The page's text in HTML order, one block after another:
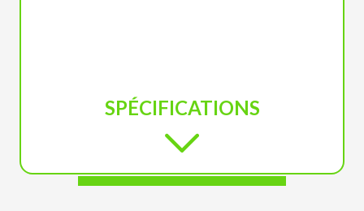
SPÉCIFICATIONS